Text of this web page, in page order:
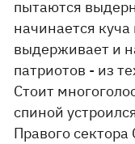
пытаются
начинается
выдерживает и
патриотов - из
Стоит
спиной
Правого